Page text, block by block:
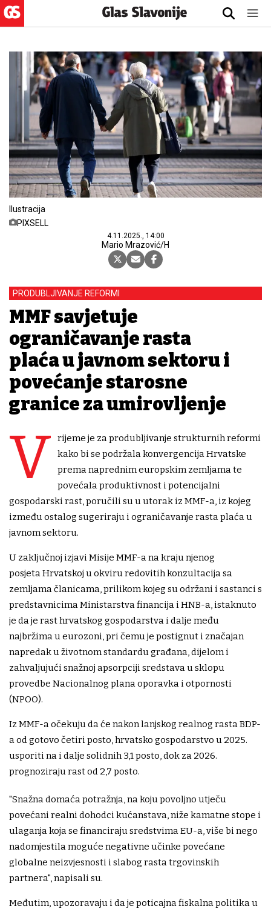
Ilustracija
PIXSELL
4.11.2025., 14:00
Mario Mrazović/H
PRODUBLJIVANJE REFORMI
MMF savjetuje
ograničavanje rasta
plaća u javnom sektoru i
povećanje starosne
granice za umirovljenje
V
rijeme je za produbljivanje strukturnih reformi
kako bi se podržala konvergencija Hrvatske
prema naprednim europskim zemljama te
povećala produktivnost i potencijalni
gospodarski rast, poručili su u utorak iz MMF-a, iz kojeg
između ostalog sugeriraju i ograničavanje rasta plaća u
javnom sektoru.
U zaključnoj izjavi Misije MMF-a na kraju njenog
posjeta Hrvatskoj u okviru redovitih konzultacija sa
zemljama članicama, prilikom kojeg su održani i sastanci s
predstavnicima Ministarstva financija i HNB-a, istaknuto
je da je rast hrvatskog gospodarstva i dalje među
najbržima u eurozoni, pri čemu je postignut i značajan
napredak u životnom standardu građana, dijelom i
zahvaljujući snažnoj apsorpciji sredstava u sklopu
provedbe Nacionalnog plana oporavka i otpornosti
(NPOO).
Iz MMF-a očekuju da će nakon lanjskog realnog rasta BDP-
a od gotovo četiri posto, hrvatsko gospodarstvo u 2025.
usporiti na i dalje solidnih 3,1 posto, dok za 2026.
prognoziraju rast od 2,7 posto.
"Snažna domaća potražnja, na koju povoljno utječu
povećani realni dohodci kućanstava, niže kamatne stope i
ulaganja koja se financiraju sredstvima EU-a, više bi nego
nadomjestila moguće negativne učinke povećane
globalne neizvjesnosti i slabog rasta trgovinskih
partnera", napisali su.
Međutim, upozoravaju i da je poticajna fiskalna politika u